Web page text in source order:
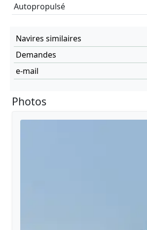
Autopropulsé
Navires similaires
Demandes
e-mail
Photos